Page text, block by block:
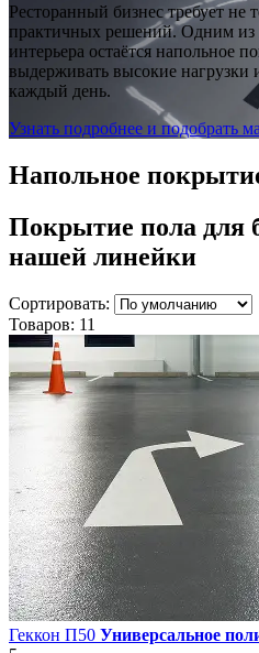
Ресторанный бизнес требует не
практичных решений. Одним из
интерьера остаётся напольное
выдерживать высокие нагрузки
каждый день.
Узнать подробнее и подобрать
Напольное
Покрытие пола для
нашей линейки
Сортировать:
Товаров: 11
Геккон П50 Универсальное